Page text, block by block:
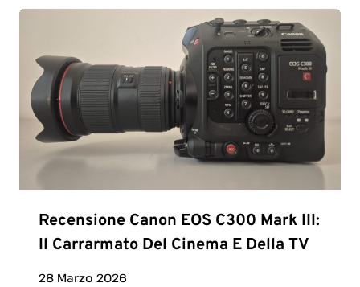
Recensione Canon EOS C300 Mark III:
Il Carrarmato Del Cinema E Della TV
28 Marzo 2026